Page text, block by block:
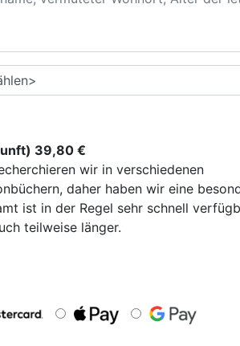
39,80 €
wir in verschiedenen
daher haben wir eine
ist in der Regel sehr schnell
teilweise länger.